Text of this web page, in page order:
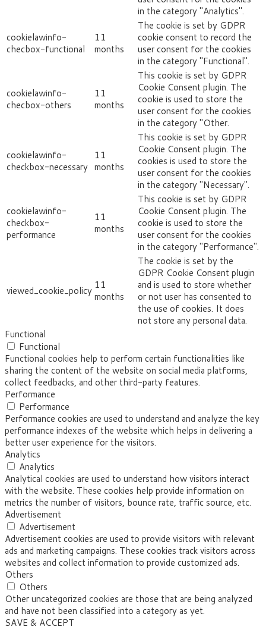
in the category "Analytics".
cookielawinfo-
checbox-functional
11
months
The cookie is set by GDPR
cookie consent to record the
user consent for the cookies
in the category "Functional".
cookielawinfo-
checbox-others
11
months
This cookie is set by GDPR
Cookie Consent plugin. The
cookie is used to store the
user consent for the cookies
in the category "Other.
cookielawinfo-
checkbox-necessary
11
months
This cookie is set by GDPR
Cookie Consent plugin. The
cookies is used to store the
user consent for the cookies
in the category "Necessary".
cookielawinfo-
checkbox-
performance
11
months
This cookie is set by GDPR
Cookie Consent plugin. The
cookie is used to store the
user consent for the cookies
in the category "Performance".
viewed_cookie_policy 11
months
The cookie is set by the
GDPR Cookie Consent plugin
and is used to store whether
or not user has consented to
the use of cookies. It does
not store any personal data.
Functional
Functional
Functional cookies help to perform certain functionalities like
sharing the content of the website on social media platforms,
collect feedbacks, and other third-party features.
Performance
Performance
Performance cookies are used to understand and analyze the key
performance indexes of the website which helps in delivering a
better user experience for the visitors.
Analytics
Analytics
Analytical cookies are used to understand how visitors interact
with the website. These cookies help provide information on
metrics the number of visitors, bounce rate, traffic source, etc.
Advertisement
Advertisement
Advertisement cookies are used to provide visitors with relevant
ads and marketing campaigns. These cookies track visitors across
websites and collect information to provide customized ads.
Others
Others
Other uncategorized cookies are those that are being analyzed
and have not been classified into a category as yet.
SAVE & ACCEPT